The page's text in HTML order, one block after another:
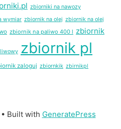
zbiorniki na nawozy
wymiar zbiornik na olej zbiornik na olej
zbiornik na paliwo 400 l zbiornik
zbiornik pl
zaloguj zbiornkik zbirnikpl
Built with GeneratePress